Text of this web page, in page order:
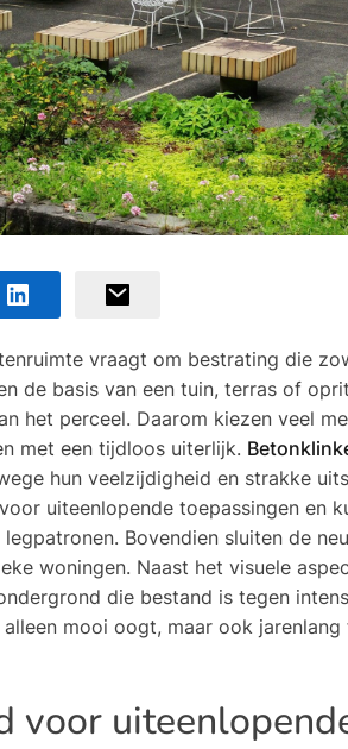
vraagt om bestrating die
de basis van een tuin, terras of
het perceel. Daarom kiezen veel
met een tijdloos uiterlijk.
hun veelzijdigheid en strakke
uiteenlopende toepassingen en
Bovendien sluiten de
woningen. Naast het visuele
die bestand is tegen
mooi oogt, maar ook
voor